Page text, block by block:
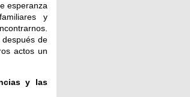
esperanza
y
de
actos un
y las